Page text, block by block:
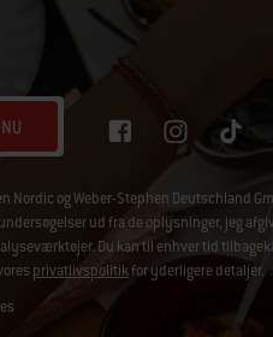
Nordic og Weber-Stephen Deutschland
ud fra de oplysninger, jeg
Du kan til enhver tid
privatlivspolitikfor yderligere detaljer.